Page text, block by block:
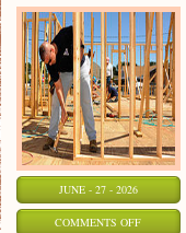
JUNE - 27 - 2026
COMMENTS OFFON